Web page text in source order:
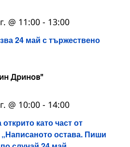
24 май с тържествено
@ 11:00 - 13:00
Дринов"
като част от
остава. Пиши
@ 10:00 - 14:00